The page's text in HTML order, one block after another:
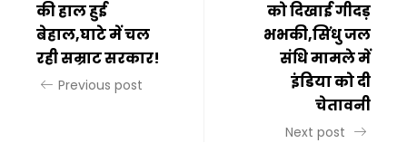
की हाल हुई
बेहाल,घाटे में चल
रही सम्राट सरकार!
Previous post
को दिखाई गीदड़
भभकी,सिंधु जल
संधि मामले में
इंडिया को दी
चेतावनी
Next post